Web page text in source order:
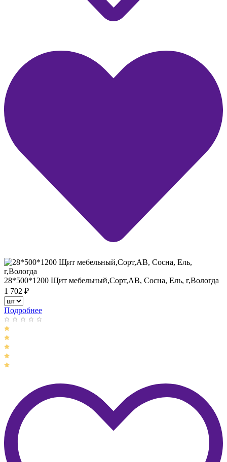
28*500*1200 Щит мебельный,Сорт,АВ, Сосна, Ель, г,Вологда
1 702 ₽
Подробнее